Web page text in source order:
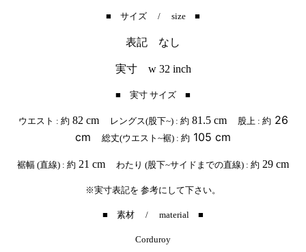
■ サイズ / size ■
表記 なし
実寸 w 32 inch
■ 実寸 サイズ ■
ウエスト : 約 82 cm レングス(股下~) : 約 81.5 cm 股上 : 約 26
cm
総丈(ウエスト~裾) : 約 105 cm
裾幅 (直線) : 約 21 cm わたり (股下~サイドまでの直線) : 約 29 cm
※実寸表記を 参考にして下さい。
■ 素材 / material ■
Corduroy